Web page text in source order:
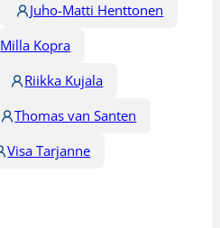
Juho-Matti Henttonen
Milla Kopra
Riikka Kujala
Thomas van Santen
Visa Tarjanne